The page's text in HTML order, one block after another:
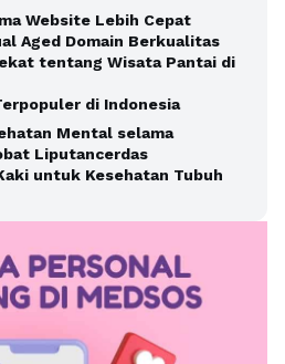
Website Lebih Cepat
Aged Domain Berkualitas
tentang Wisata Pantai di
di Indonesia
Mental selama
Liputancerdas
untuk Kesehatan Tubuh